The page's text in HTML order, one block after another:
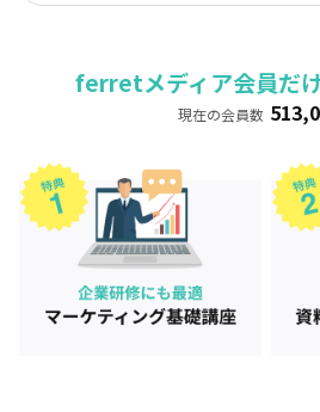
ferretメディア会員だ
現在の会員数